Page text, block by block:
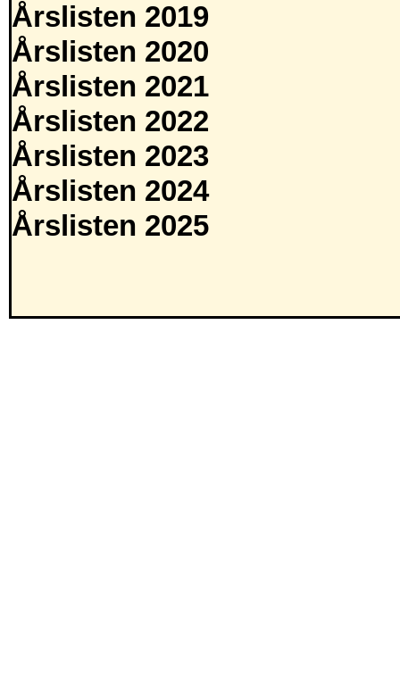
Årslisten 2019
Årslisten 2020
Årslisten 2021
Årslisten 2022
Årslisten 2023
Årslisten 2024
Årslisten 2025